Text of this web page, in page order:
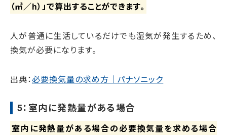
（㎥／h）」で算出することができます。
人が普通に生活しているだけでも湿気が発生するため、
換気が必要になります。
出典：必要換気量の求め方｜パナソニック
5：室内に発熱量がある場合
室内に発熱量がある場合の必要換気量を求める場合